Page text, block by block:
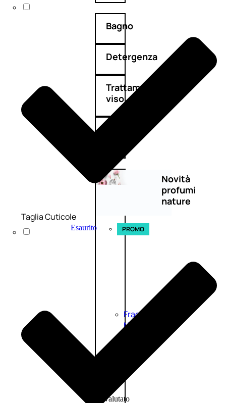
Bagno
Detergenza
Trattamenti
viso
Novità
profumi
nature
Esaurito PROMO
Fragranze
Nature
L’OCCITANE
Valutato
Taglia Cuticole